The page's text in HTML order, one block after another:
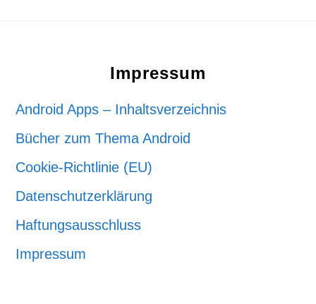
Impressum
Android Apps – Inhaltsverzeichnis
Bücher zum Thema Android
Cookie-Richtlinie (EU)
Datenschutzerklärung
Haftungsausschluss
Impressum